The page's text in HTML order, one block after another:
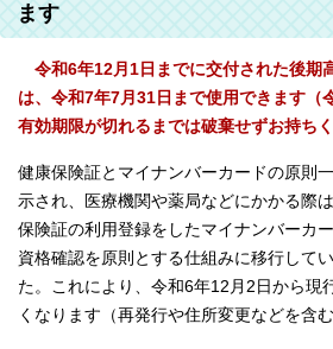
ます
令和6年12月1日までに交付された後期
は、令和7年7月31日まで使用できます（
有効期限が切れるまでは破棄せずお持ちく
健康保険証とマイナンバーカードの原則
示され、医療機関や薬局などにかかる際
保険証の利用登録をしたマイナンバーカ
資格確認を原則とする仕組みに移行して
た。これにより、令和6年12月2日から現
くなります（再発行や住所変更などを含む